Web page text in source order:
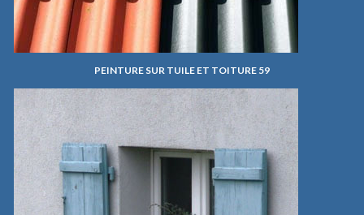
PEINTURE SUR TUILE ET TOITURE 59